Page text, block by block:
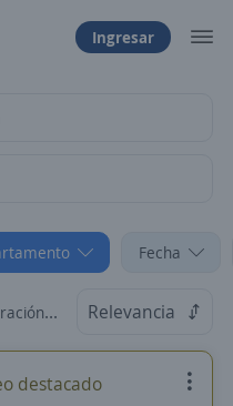
Ingresar
Fecha
Caldas Relevancia
destacado